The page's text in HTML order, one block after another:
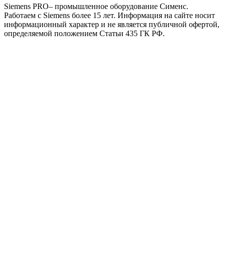
Siemens PRO– промышленное оборудование Сименс.
Работаем с Siemens более 15 лет. Информация на сайте носит
информационный характер и не является публичной офертой,
определяемой положением Статьи 435 ГК РФ.